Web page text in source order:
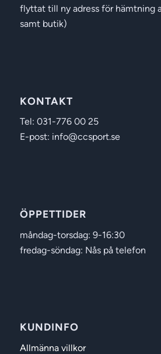
flyttat till ny adress för hämtning
samt butik)
KONTAKT
Tel: 031-776 00 25
E-post: info@ccsport.se
ÖPPETTIDER
måndag-torsdag: 9-16:30
fredag-söndag: Nås på telefon
KUNDINFO
Allmänna villkor